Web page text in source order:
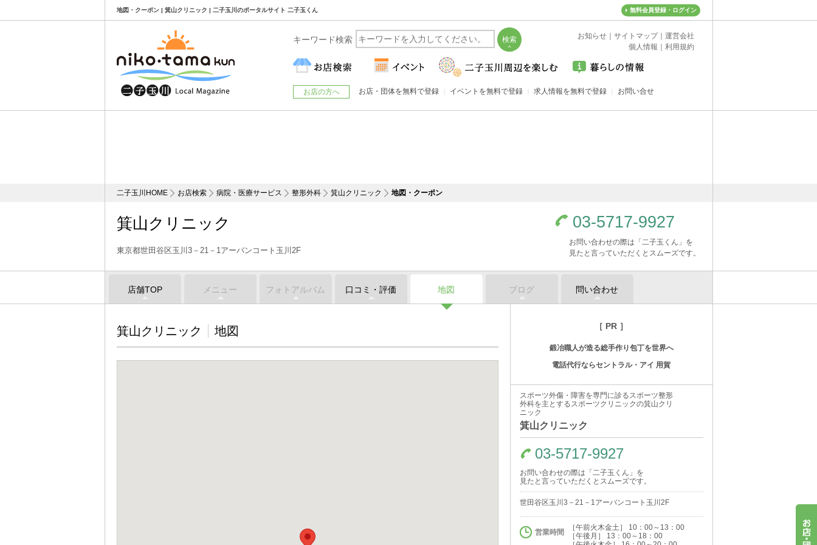
地図・クーポン | 箕山クリニック | 二子玉川のポータルサイト 二子玉くん 無料会員登録・ログイン
二子玉川HOME お店検索 病院・医療サービス 整形外科 箕山クリニック 地図・クーポン
箕山クリニック
東京都世田谷区玉川3－21－1アーバンコート玉川2F
03-5717-9927
お問い合わせの際は「二子玉くん」を
見たと言っていただくとスムーズです。
店舗TOP メニュー フォトアルバム 口コミ・評価 地図 ブログ 問い合わせ
箕山クリニック 地図 ［ PR ］
鍛冶職人が造る総手作り包丁を世界へ
電話代行ならセントラル・アイ 用賀
スポーツ外傷・障害を専門に診るスポーツ整形
外科を主とするスポーツクリニックの箕山クリ
ニック
箕山クリニック
03-5717-9927
お問い合わせの際は「二子玉くん」を
見たと言っていただくとスムーズです。
世田谷区玉川3－21－1アーバンコート玉川2F
営業時間
［午前火木金土］ 10：00～13：00
［午後月］ 13：00～18：00
キーワード検索 お知らせ サイトマップ｜ 運営会社
個人情報
利用規約
お店の方へ お店・団体を無料で登録 イベントを無料で登録 求人情報を無料で登録 お問い合せ